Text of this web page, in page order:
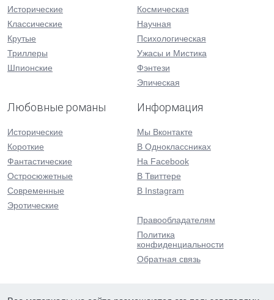
Исторические
Классические
Крутые
Триллеры
Шпионские
Космическая
Научная
Психологическая
Ужасы и Мистика
Фэнтези
Эпическая
Любовные романы
Исторические
Короткие
Фантастические
Остросюжетные
Современные
Эротические
Информация
Мы Вконтакте
В Одноклассниках
На Facebook
В Твиттере
В Instagram
Правообладателям
Политика
конфиденциальности
Обратная связь